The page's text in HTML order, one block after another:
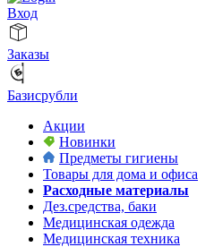
Вход
Заказы
Базисрубли
Акции
Новинки
Предметы гигиены
Товары для дома и офиса
Расходные материалы
Дез.средства, баки
Медицинская одежда
Медицинская техника